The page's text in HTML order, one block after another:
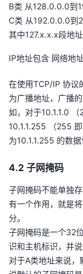
B类 从128.0.0.0到
C类 从192.0.0.0
其中127.x.x.x段地
IP地址包含 网络地
在使用TCP/IP 协议
为广播地址，广播
如，对于10.1.1.0
10.1.1.255 （255
为10.1.1.255 的数
4.2 子网掩码
子网掩码不能单独
有一个作用，就是
分。
子网掩码是一个32
识和主机标识，并
对于A类地址来说